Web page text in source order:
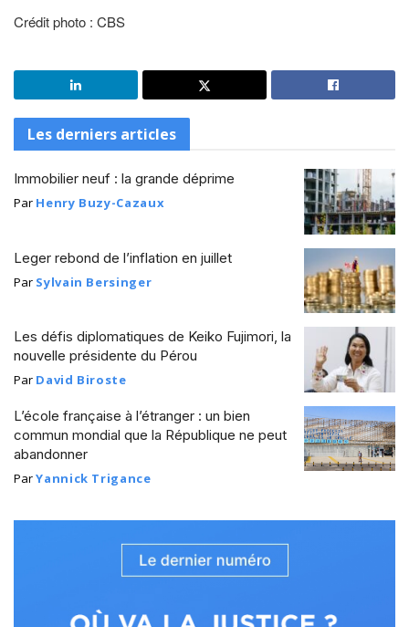
Crédit photo : CBS
Les derniers articles
Immobilier neuf : la grande déprime
Par Henry Buzy-Cazaux
Leger rebond de l’inflation en juillet
Par Sylvain Bersinger
Les défis diplomatiques de Keiko Fujimori, la
nouvelle présidente du Pérou
Par David Biroste
L’école française à l’étranger : un bien
commun mondial que la République ne peut
abandonner
ParYannick Trigance